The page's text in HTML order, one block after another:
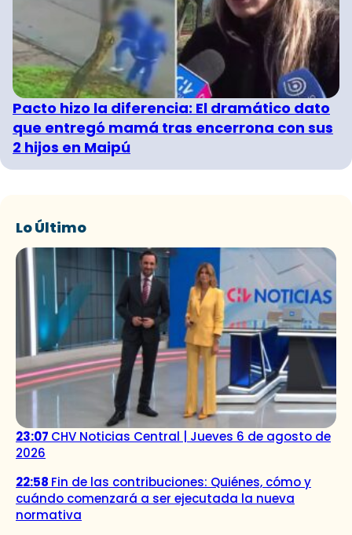
Pacto hizo la diferencia: El dramático dato
que entregó mamá tras encerrona con sus
2 hijos en Maipú
Lo Último
23:07 CHV Noticias Central | Jueves 6 de agosto de
2026
22:58 Fin de las contribuciones: Quiénes, cómo y
cuándo comenzará a ser ejecutada la nueva
normativa